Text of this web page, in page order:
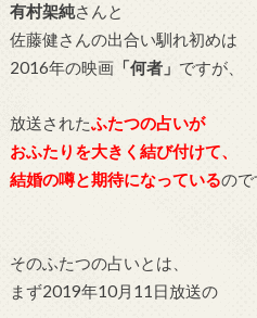
有村架純さんと
佐藤健さんの出合い馴れ初めは
2016年の映画「何者」 ですが、
放送されたふたつの占いが
おふたりを大きく結び付けて、
結婚の噂と期待になっているので
そのふたつの占いとは、
まず2019年10月11日放送の